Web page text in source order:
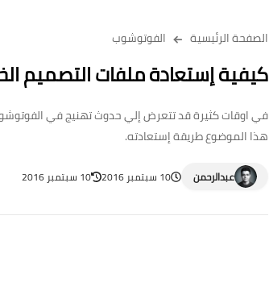
الصفحة الرئيسية الفوتوشوب
كيفية إستعادة ملفات التصميم
في اوقات كثيرة قد تتعرض إلي حدوث تهنيج في
هذا الموضوع طريقة إستعادته.
عبدالرحمن 10 سبتمبر 2016 10 سبتمبر 2016